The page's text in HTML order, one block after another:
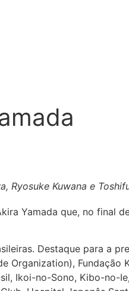
Ryosuke Kuwana e
Yamada que, no final
Destaque para a
Organization), Fundação
Ikoi-no-Sono, Kibo-no-